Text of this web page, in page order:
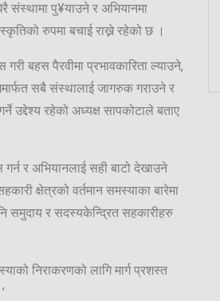
पु¥याउने र अभियानमा
रुपमा बचाई राख्ने रहेको छ ।
बहस पैरवीमा प्रभावकारिता ल्याउने,
सबै संस्थालाई जागरुक गराउने र
उद्देश्य रहेको अध्यक्ष सापकोटाले बताए
र अभियानलाई सही बाटो देखाउने
क्षेत्रको वर्तमान समस्याका बारेमा
समुदाय र सदस्यकेन्द्रित सहकारीहरु
निराकरणको लागि मार्ग प्रशस्त